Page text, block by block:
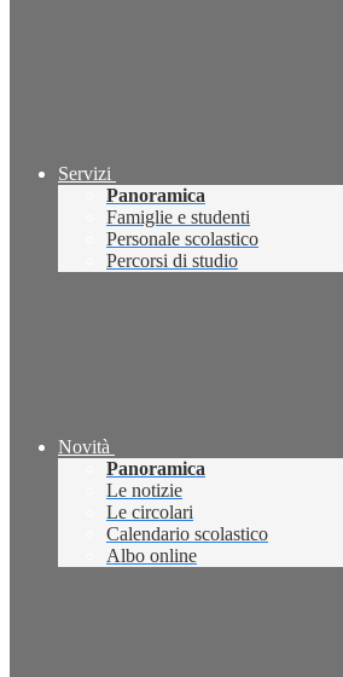
Servizi
Panoramica
Famiglie e studenti
Personale scolastico
Percorsi di studio
Novità
Panoramica
Le notizie
Le circolari
Calendario scolastico
Albo online